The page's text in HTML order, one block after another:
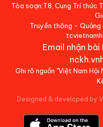
Tòa soạn:T8, Cung Trí thức
Truyền thông - Quảng
Email nhận bài
Ghi rõ nguồn "Việt Nam Hội
Designed & developed by